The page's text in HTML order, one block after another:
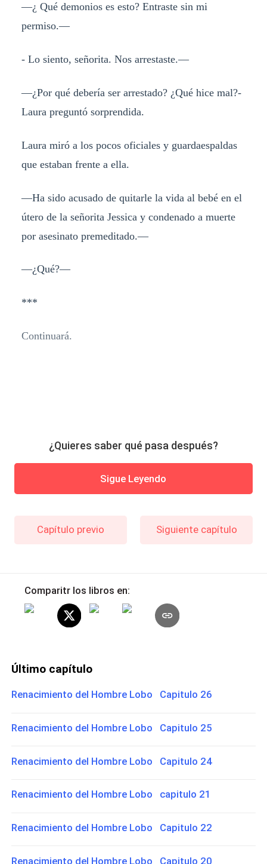
—¿ Qué demonios es esto? Entraste sin mi
permiso.—
- Lo siento, señorita. Nos arrestaste.—
—¿Por qué debería ser arrestado? ¿Qué hice mal?-
Laura preguntó sorprendida.
Laura miró a los pocos oficiales y guardaespaldas
que estaban frente a ella.
—Ha sido acusado de quitarle la vida al bebé en el
útero de la señorita Jessica y condenado a muerte
por asesinato premeditado.—
—¿Qué?—
***
Continuará.
¿Quieres saber qué pasa después?
Sigue Leyendo
Capítulo previo Siguiente capítulo
Comparitr los libros en:
Último capítulo
Renacimiento del Hombre Lobo Capitulo 26
Renacimiento del Hombre Lobo Capitulo 25
Renacimiento del Hombre Lobo Capitulo 24
Renacimiento del Hombre Lobo capitulo 21
Renacimiento del Hombre Lobo Capitulo 22
Renacimiento del Hombre Lobo Capitulo 20